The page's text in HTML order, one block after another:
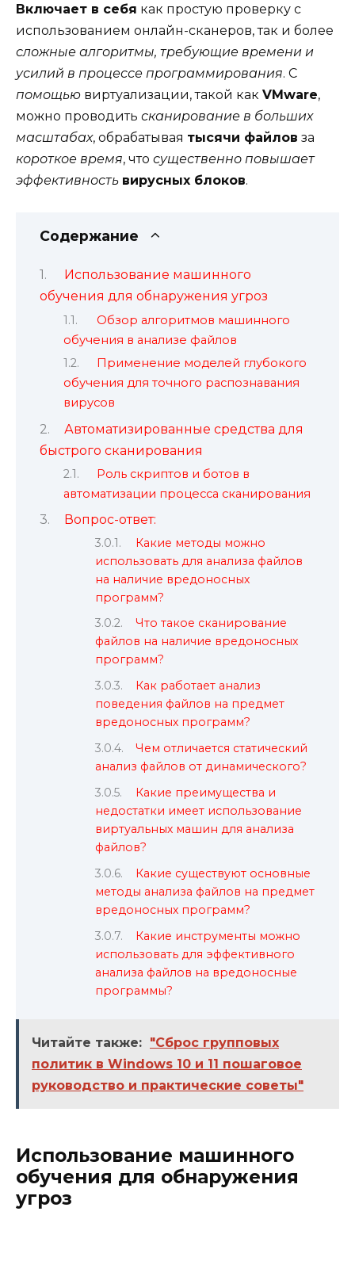
Включает в себя как простую проверку с
использованием онлайн-сканеров, так и более
сложные алгоритмы, требующие времени и
усилий в процессе программирования. С
помощью виртуализации, такой как VMware,
можно проводить сканирование в больших
масштабах, обрабатывая тысячи файлов за
короткое время, что существенно повышает
эффективность вирусных блоков.
Содержание
Использование машинного
обучения для обнаружения угроз
Обзор алгоритмов машинного
обучения в анализе файлов
Применение моделей глубокого
обучения для точного распознавания
вирусов
Автоматизированные средства для
быстрого сканирования
Роль скриптов и ботов в
автоматизации процесса сканирования
Вопрос-ответ:
Какие методы можно
использовать для анализа файлов
на наличие вредоносных
программ?
Что такое сканирование
файлов на наличие вредоносных
программ?
Как работает анализ
поведения файлов на предмет
вредоносных программ?
Чем отличается статический
анализ файлов от динамического?
Какие преимущества и
недостатки имеет использование
виртуальных машин для анализа
файлов?
Какие существуют основные
методы анализа файлов на предмет
вредоносных программ?
Какие инструменты можно
использовать для эффективного
анализа файлов на вредоносные
программы?
Читайте также: "Сброс групповых
политик в Windows 10 и 11 пошаговое
руководство и практические советы"
Использование машинного
обучения для обнаружения
угроз